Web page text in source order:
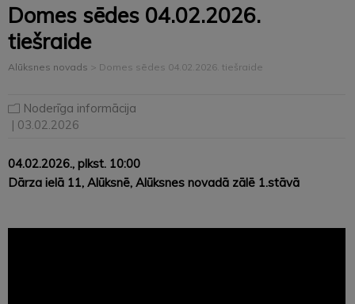
Domes sēdes 04.02.2026.
tiešraide
Alūksnes novads > Domes sēdes 04.02.2026. tiešraide
Noderīga informācija
| 03.02.2026
04.02.2026., plkst. 10:00
Dārza ielā 11, Alūksnē, Alūksnes novadā zālē 1.stāvā